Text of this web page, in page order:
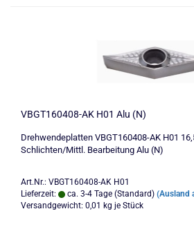
VBGT160408-AK H01 Alu (N)
Drehwendeplatten VBGT160408-AK H01
Schlichten/Mittl. Bearbeitung Alu (N)
Art.Nr.: VBGT160408-AK H01
Lieferzeit:
ca. 3-4 Tage (Standard) (Ausland
Versandgewicht: 0,01 kg je Stück